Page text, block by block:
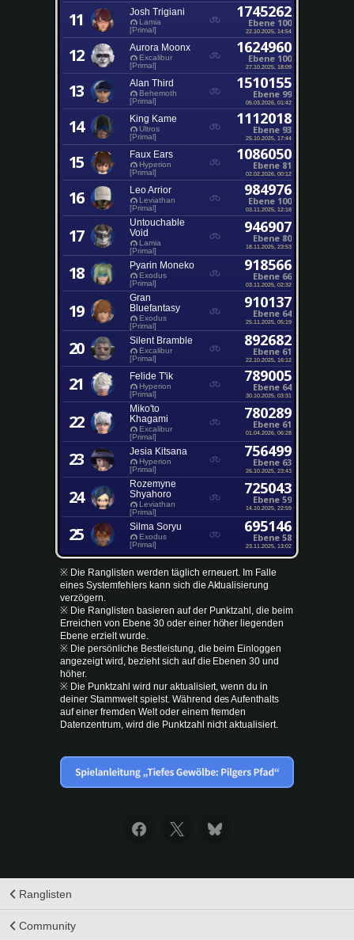
11 Josh Trigiani
Lamia
[Primal]
1745262
Ebene 100
22.10.2025, 14:54
12 Aurora Moonx
Excalibur
[Primal]
1624960
Ebene 100
27.10.2025, 18:09
13 Alan Third
Behemoth
[Primal]
1510155
Ebene 99
05.03.2026, 01:42
14 King Kame
Ultros
[Primal]
1112018
Ebene 93
25.10.2025, 17:44
15 Faux Ears
Hyperion
[Primal]
1086050
Ebene 81
02.02.2026, 00:12
16 Leo Arrior
Leviathan
[Primal]
984976
Ebene 100
03.11.2025, 12:18
17
Untouchable
Void
Lamia
[Primal]
946907
Ebene 80
18.11.2025, 23:53
18 Pyarin Moneko
Exodus
[Primal]
918566
Ebene 66
03.11.2025, 02:32
19
Gran
Bluefantasy
Exodus
[Primal]
910137
Ebene 64
25.11.2025, 05:19
20 Silent Bramble
Excalibur
[Primal]
892682
Ebene 61
22.10.2025, 16:12
21 Felide T'ik
Hyperion
[Primal]
789005
Ebene 64
30.10.2025, 03:31
22
Miko'to
Khagami
Excalibur
[Primal]
780289
Ebene 61
01.04.2026, 06:28
23 Jesia Kitsana
Hyperion
[Primal]
756499
Ebene 63
26.10.2025, 23:43
24
Rozemyne
Shyahoro
Leviathan
[Primal]
725043
Ebene 59
14.10.2025, 22:59
25 Silma Soryu
Exodus
[Primal]
695146
Ebene 58
23.11.2025, 13:02
※ Die Ranglisten werden täglich erneuert. Im Falle
eines Systemfehlers kann sich die Aktualisierung
verzögern.
※ Die Ranglisten basieren auf der Punktzahl, die beim
Erreichen von Ebene 30 oder einer höher liegenden
Ebene erzielt wurde.
※ Die persönliche Bestleistung, die beim Einloggen
angezeigt wird, bezieht sich auf die Ebenen 30 und
höher.
※ Die Punktzahl wird nur aktualisiert, wenn du in
deiner Stammwelt spielst. Während des Aufenthalts
auf einer fremden Welt oder einem fremden
Datenzentrum, wird die Punktzahl nicht aktualisiert.
Ranglisten
Community